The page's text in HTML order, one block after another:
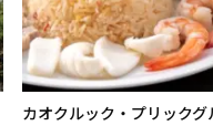
カオクルック・プリックグ